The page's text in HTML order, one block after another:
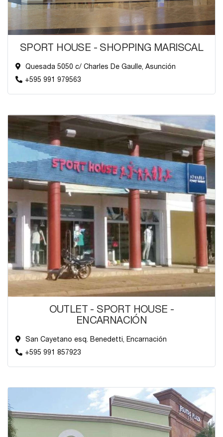
SPORT HOUSE - SHOPPING MARISCAL
Quesada 5050 c/ Charles De Gaulle, Asunción
+595 991 979563
OUTLET - SPORT HOUSE -
ENCARNACIÓN
San Cayetano esq. Benedetti, Encarnación
+595 991 857923